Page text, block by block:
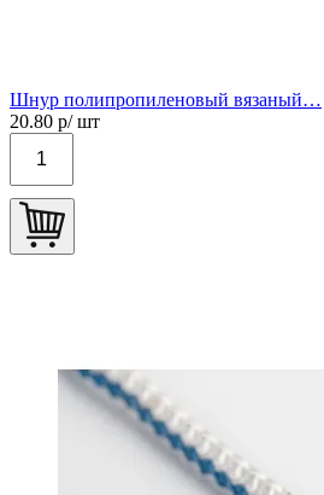
Шнур полипропиленовый вязаный…
20.80 р/ шт